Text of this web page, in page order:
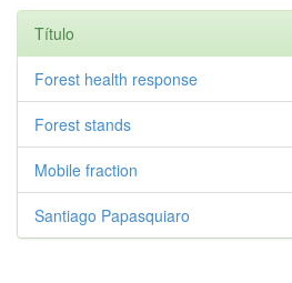
Título
Forest health response
Forest stands
Mobile fraction
Santiago Papasquiaro